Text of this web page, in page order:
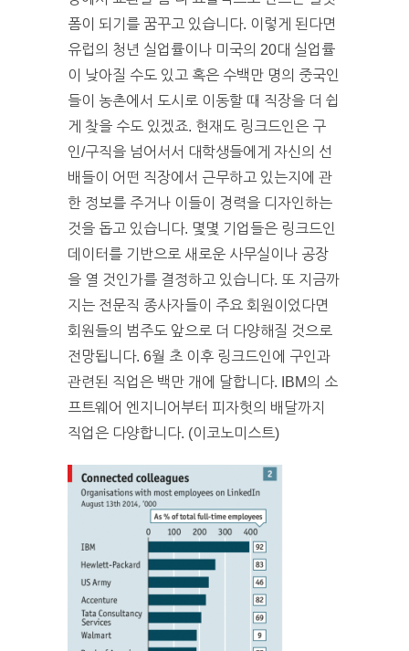
폼이 되기를 꿈꾸고 있습니다. 이렇게 된다면
유럽의 청년 실업률이나 미국의 20대 실업률
이 낮아질 수도 있고 혹은 수백만 명의 중국인
들이 농촌에서 도시로 이동할 때 직장을 더 쉽
게 찾을 수도 있겠죠. 현재도 링크드인은 구
인/구직을 넘어서서 대학생들에게 자신의 선
배들이 어떤 직장에서 근무하고 있는지에 관
한 정보를 주거나 이들이 경력을 디자인하는
것을 돕고 있습니다. 몇몇 기업들은 링크드인
데이터를 기반으로 새로운 사무실이나 공장
을 열 것인가를 결정하고 있습니다. 또 지금까
지는 전문직 종사자들이 주요 회원이었다면
회원들의 범주도 앞으로 더 다양해질 것으로
전망됩니다. 6월 초 이후 링크드인에 구인과
관련된 직업은 백만 개에 달합니다. IBM의 소
프트웨어 엔지니어부터 피자헛의 배달까지
직업은 다양합니다. (이코노미스트)